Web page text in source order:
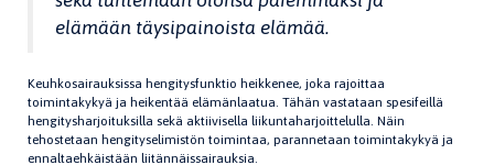
elämään täysipainoista elämää.
Keuhkosairauksissa hengitysfunktio heikkenee, joka rajoittaa
toimintakykyä ja heikentää elämänlaatua. Tähän vastataan spesifeillä
hengitysharjoituksilla sekä aktiivisella liikuntaharjoittelulla. Näin
tehostetaan hengityselimistön toimintaa, parannetaan toimintakykyä ja
ennaltaehkäistään liitännäissairauksia.